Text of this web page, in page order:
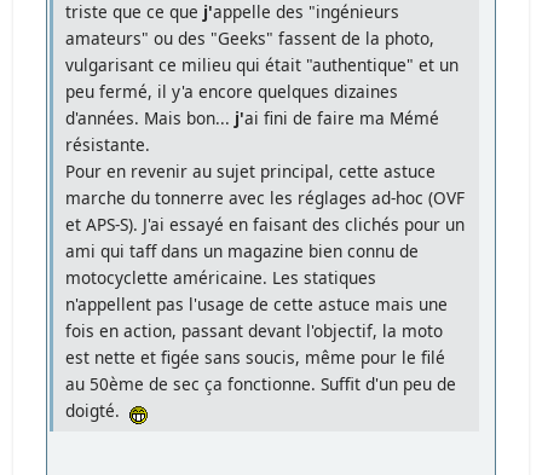
triste que ce que j'appelle des "ingénieurs
amateurs" ou des "Geeks" fassent de la photo,
vulgarisant ce milieu qui était "authentique" et un
peu fermé, il y'a encore quelques dizaines
d'années. Mais bon... j'ai fini de faire ma Mémé
résistante.
Pour en revenir au sujet principal, cette astuce
marche du tonnerre avec les réglages ad-hoc (OVF
et APS-S). J'ai essayé en faisant des clichés pour un
ami qui taff dans un magazine bien connu de
motocyclette américaine. Les statiques
n'appellent pas l'usage de cette astuce mais une
fois en action, passant devant l'objectif, la moto
est nette et figée sans soucis, même pour le filé
au 50ème de sec ça fonctionne. Suffit d'un peu de
doigté.